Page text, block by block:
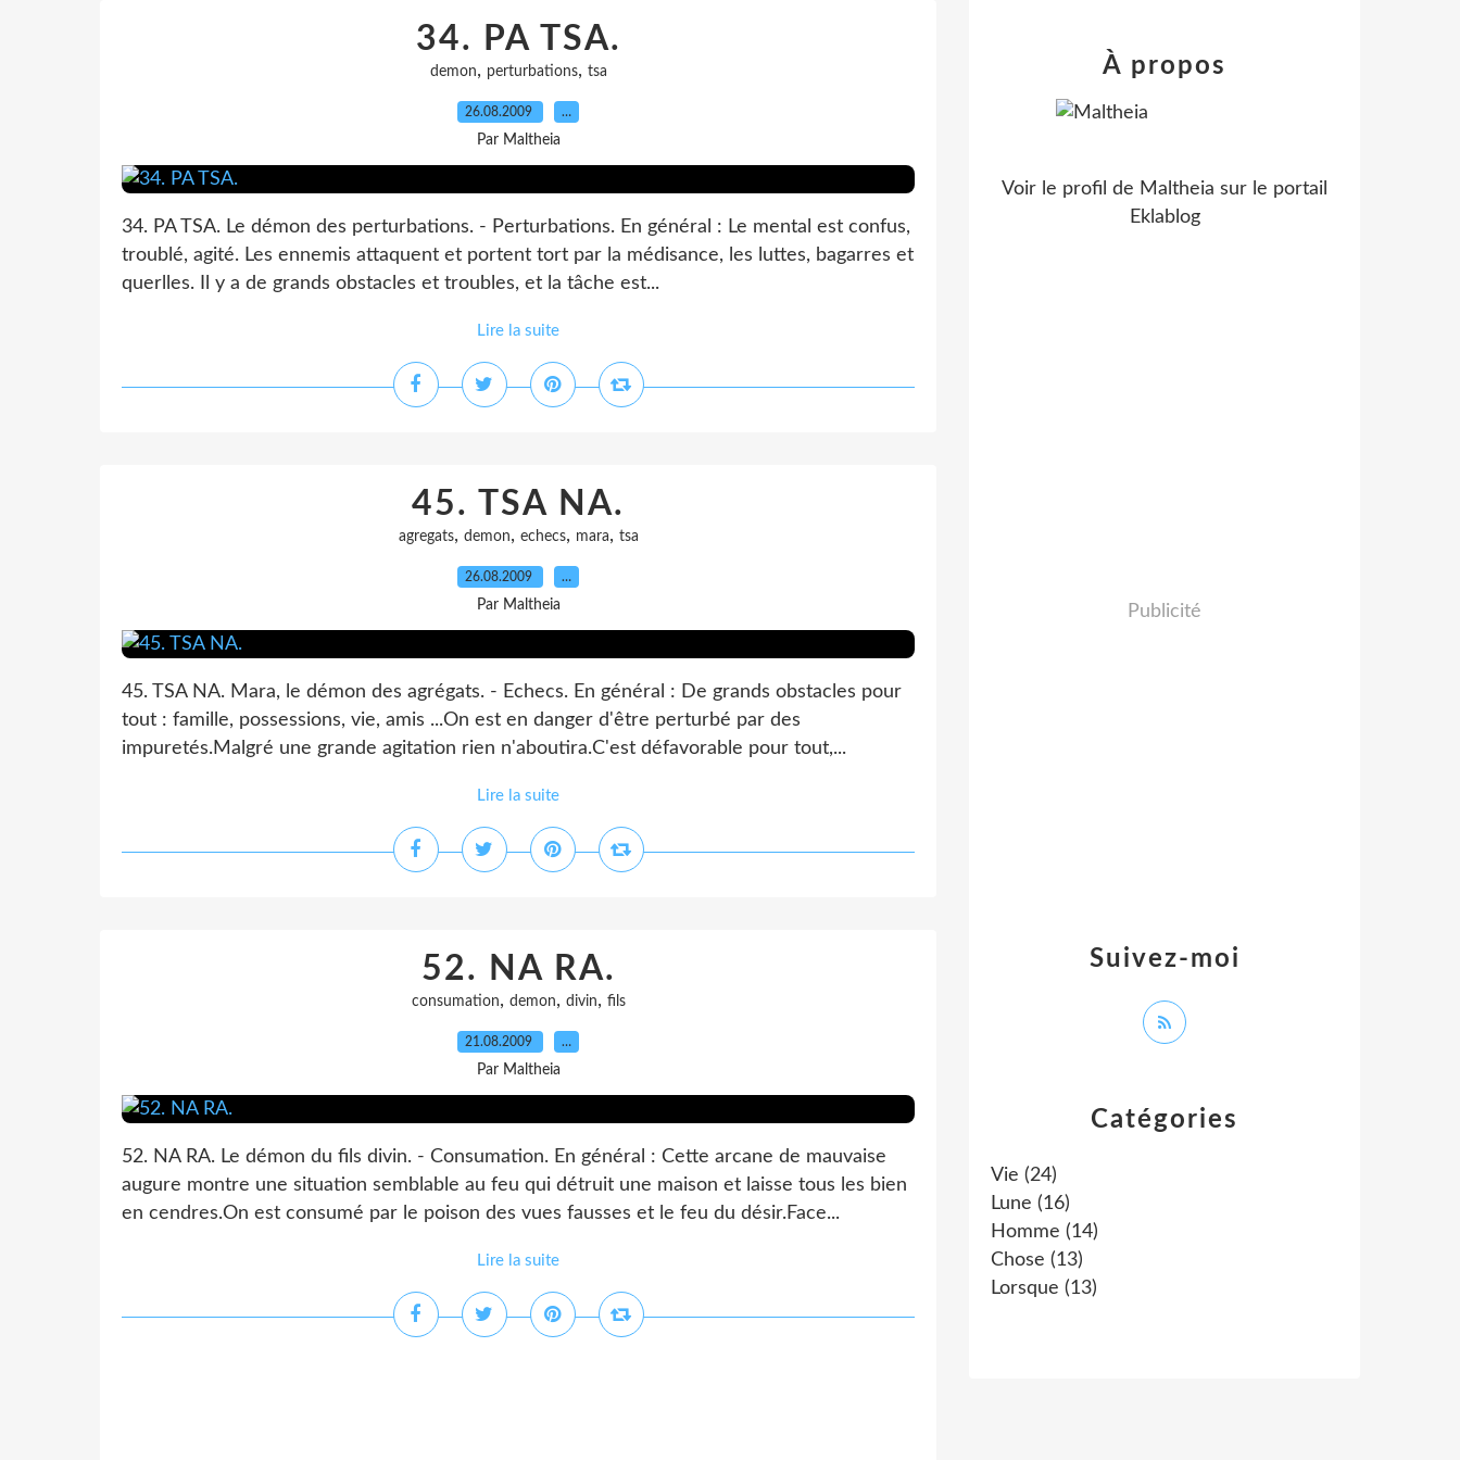
34. PA TSA.
demon, perturbations, tsa
26.08.2009 …
Par Maltheia
34. PA TSA. Le démon des perturbations. - Perturbations. En général : Le mental est confus,
troublé, agité. Les ennemis attaquent et portent tort par la médisance, les luttes, bagarres et
querlles. Il y a de grands obstacles et troubles, et la tâche est...
Lire la suite
45. TSA NA.
agregats, demon, echecs, mara, tsa
26.08.2009 …
Par Maltheia
45. TSA NA. Mara, le démon des agrégats. - Echecs. En général : De grands obstacles pour
tout : famille, possessions, vie, amis ...On est en danger d'être perturbé par des
impuretés.Malgré une grande agitation rien n'aboutira.C'est défavorable pour tout,...
Lire la suite
52. NA RA.
consumation, demon, divin, fils
21.08.2009 …
Par Maltheia
52. NA RA. Le démon du fils divin. - Consumation. En général : Cette arcane de mauvaise
augure montre une situation semblable au feu qui détruit une maison et laisse tous les bien
en cendres.On est consumé par le poison des vues fausses et le feu du désir.Face...
Lire la suite
Catégories
Vie (24)
Lune (16)
Homme (14)
Chose (13)
Lorsque (13)
Suivez-moi
À propos
Voir le profil de Maltheia sur le portail
Eklablog
Publicité